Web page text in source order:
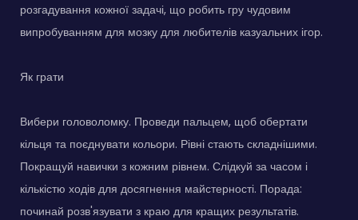
розгадування кожної задачі, що робить гру чудовим
випробуванням для мозку для любителів казуальних ігор.
Як грати
Вибери головоломку. Проведи пальцем, щоб обертати
кільця та поєднувати кольори. Рівні стають складнішими.
Покращуй навички з кожним рівнем. Слідкуй за часом і
кількістю ходів для досягнення майстерності. Порада:
починай розв'язувати з краю для кращих результатів.